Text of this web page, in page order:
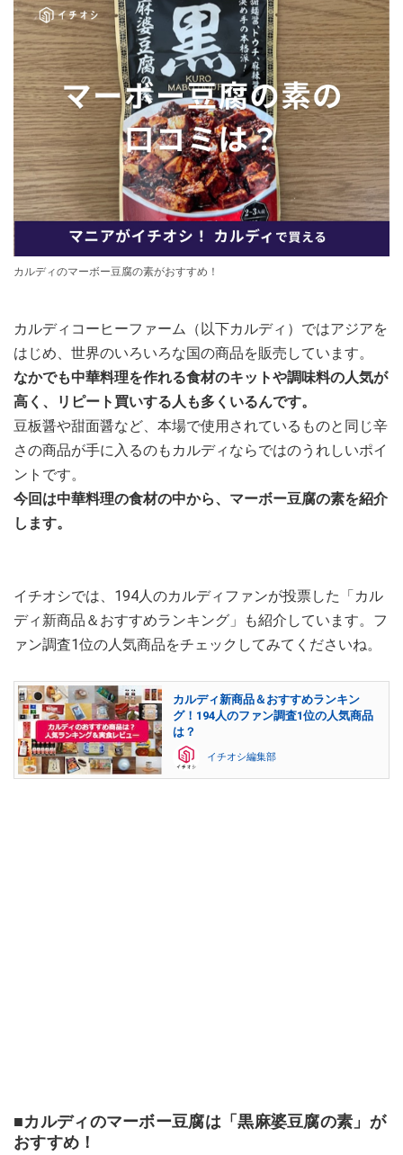
カルディのマーボー豆腐の素がおすすめ！
カルディコーヒーファーム（以下カルディ）ではアジアを
はじめ、世界のいろいろな国の商品を販売しています。
なかでも中華料理を作れる食材のキットや調味料の人気が
高く、リピート買いする人も多くいるんです。
豆板醤や甜面醤など、本場で使用されているものと同じ辛
さの商品が手に入るのもカルディならではのうれしいポイ
ントです。
今回は中華料理の食材の中から、マーボー豆腐の素を紹介
します。
イチオシでは、194人のカルディファンが投票した「カル
ディ新商品＆おすすめランキング」も紹介しています。フ
ァン調査1位の人気商品をチェックしてみてくださいね。
カルディ新商品＆おすすめランキン
グ！194人のファン調査1位の人気商品
は？
イチオシ編集部
■カルディのマーボー豆腐は「黒麻婆豆腐の素」が
おすすめ！